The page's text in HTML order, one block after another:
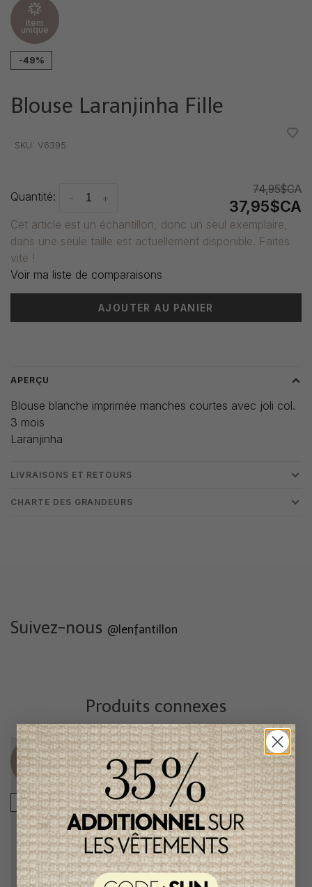
Item
unique
-49%
Blouse Laranjinha Fille
SKU: V6395
Quantité: +
-
74,95$CA
37,95$CA
Cet article est un échantillon, donc un seul exemplaire,
dans une seule taille est actuellement disponible. Faites
vite !
Voir ma liste de comparaisons
AJOUTER AU PANIER
APERÇU
Blouse blanche imprimée manches courtes avec joli col.
3 mois
Laranjinha
LIVRAISONS ET RETOURS
CHARTE DES GRANDEURS
Suivez-nous @lenfantillon
Produits connexes
Item
unique
-49%
Item
unique
-50%